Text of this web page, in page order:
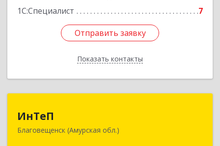
1С:Специалист
7
Отправить заявку
Показать контакты
Отправить заявку
Назад
ИнТеП
Благовещенск (Амурская обл.)
675000, Амурская обл, Благовещенск г,